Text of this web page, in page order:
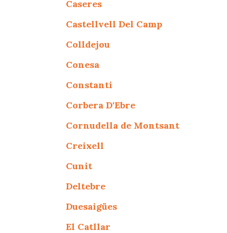
Caseres
Castellvell Del Camp
Colldejou
Conesa
Constanti
Corbera D'Ebre
Cornudella de Montsant
Creixell
Cunit
Deltebre
Duesaigües
El Catllar